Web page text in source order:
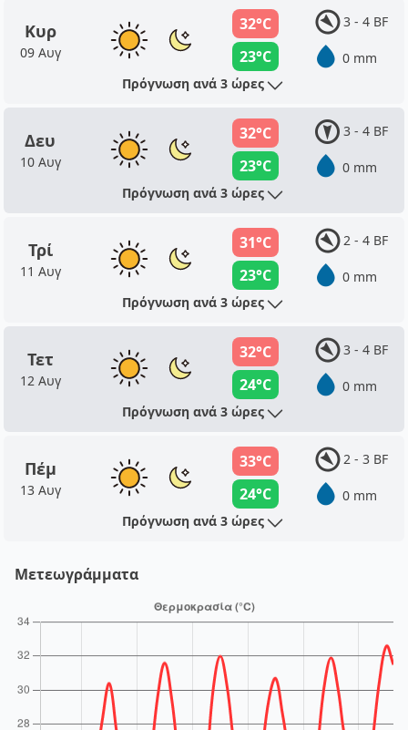
Κυρ
09 Αυγ
32°C
23°C
3 - 4 BF
0 mm
Πρόγνωση ανά 3 ώρες
Δευ
10 Αυγ
32°C
23°C
3 - 4 BF
0 mm
Πρόγνωση ανά 3 ώρες
Τρί
11 Αυγ
31°C
23°C
2 - 4 BF
0 mm
Πρόγνωση ανά 3 ώρες
Τετ
12 Αυγ
32°C
24°C
3 - 4 BF
0 mm
Πρόγνωση ανά 3 ώρες
Πέμ
13 Αυγ
33°C
24°C
2 - 3 BF
0 mm
Πρόγνωση ανά 3 ώρες
Μετεωγράμματα